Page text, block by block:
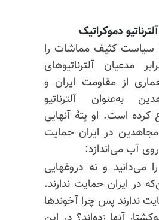
دموکراتیک
سیاست کثیف مماشات را
مدعیان آلترناتیوهای
از مقاومت ایران و
به‌عنوان آلترناتیو
کرده است. او پتهٔ آنهایی
در ایران حمایت
روی آب می‌اندازد:
می‌دانید و نه دروغهایی
در ایران حمایت ندارند.
ندارند پس چرا آخوندها